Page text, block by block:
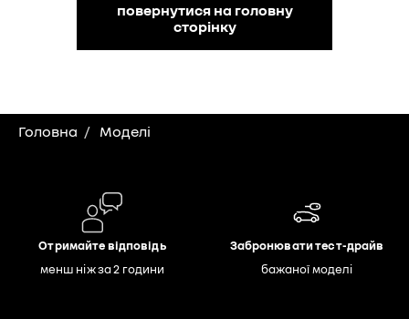
повернутися на головну
сторінку
Головна Моделі
Отримайте відповідь
менш ніж за 2 години
Забронювати тест-драйв
бажаної моделі